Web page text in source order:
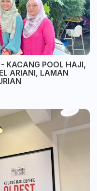
KACANG POOL HAJI,
ARIANI, LAMAN